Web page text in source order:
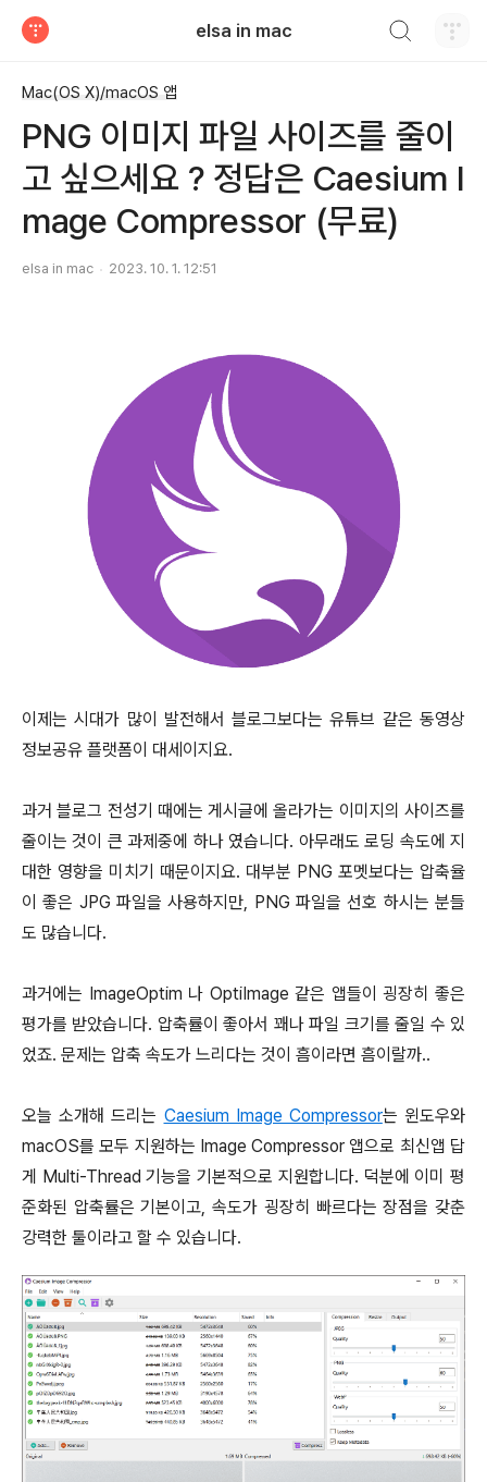
elsa in mac
Mac(OS X)/macOS 앱
PNG 이미지 파일 사이즈를 줄이
고 싶으세요 ? 정답은 Caesium I
mage Compressor (무료)
elsa in mac 2023. 10. 1. 12:51
이제는 시대가 많이 발전해서 블로그보다는 유튜브 같은 동영상
정보공유 플랫폼이 대세이지요.
과거 블로그 전성기 때에는 게시글에 올라가는 이미지의 사이즈를
줄이는 것이 큰 과제중에 하나 였습니다. 아무래도 로딩 속도에 지
대한 영향을 미치기 때문이지요. 대부분 PNG 포멧보다는 압축율
이 좋은 JPG 파일을 사용하지만, PNG 파일을 선호 하시는 분들
도 많습니다.
과거에는 ImageOptim 나 OptiImage 같은 앱들이 굉장히 좋은
평가를 받았습니다. 압축률이 좋아서 꽤나 파일 크기를 줄일 수 있
었죠. 문제는 압축 속도가 느리다는 것이 흠이라면 흠이랄까..
오늘 소개해 드리는 Caesium Image Compressor는 윈도우와
macOS를 모두 지원하는 Image Compressor 앱으로 최신앱 답
게 Multi-Thread 기능을 기본적으로 지원합니다. 덕분에 이미 평
준화된 압축률은 기본이고, 속도가 굉장히 빠르다는 장점을 갖춘
강력한 툴이라고 할 수 있습니다.